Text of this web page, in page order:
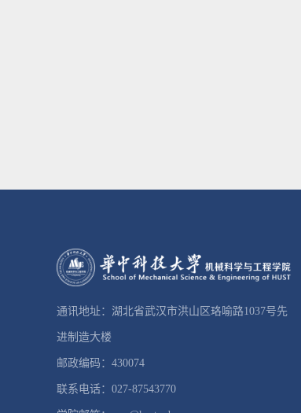
通讯地址：湖北省武汉市洪山区珞喻路1037号先
进制造大楼
邮政编码：430074
联系电话：027-87543770